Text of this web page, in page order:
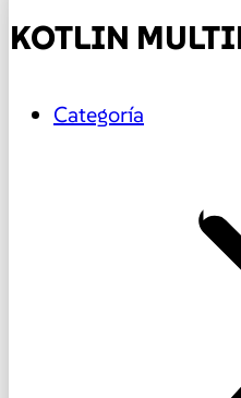
KOTLIN
Categoría